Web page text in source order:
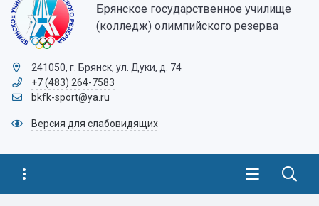
Брянское государственное училище
(колледж) олимпийского резерва
241050, г. Брянск, ул. Дуки, д. 74
+7 (483) 264-7583
bkfk-sport@ya.ru
Версия для слабовидящих